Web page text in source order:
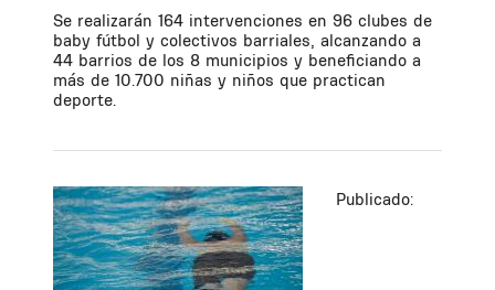
Se realizarán 164 intervenciones en 96 clubes de
baby fútbol y colectivos barriales, alcanzando a
44 barrios de los 8 municipios y beneficiando a
más de 10.700 niñas y niños que practican
deporte.
Publicado: